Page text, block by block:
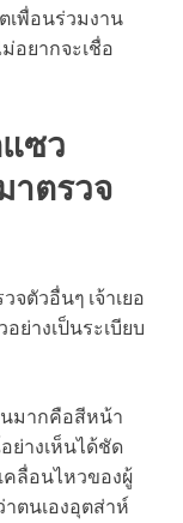
เพื่อนร่วมงาน
อยากจะเชื่อ
ซว
ตรวจ
ตัวอื่นๆ เจ้าเยอ
ย่างเป็นระเบียบ
มากคือสีหน้า
ย่างเห็นได้ชัด
คลื่อนไหวของผู้
ตนเองอุตส่าห์